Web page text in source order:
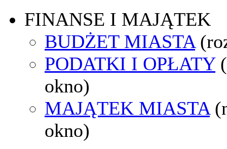
FINANSE I MAJĄTEK
BUDŻET MIASTA
PODATKI I OPŁATY
okno)
MAJĄTEK MIASTA
okno)